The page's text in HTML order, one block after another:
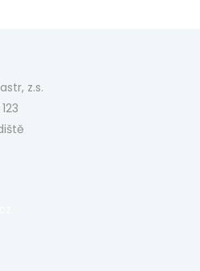
z.s.